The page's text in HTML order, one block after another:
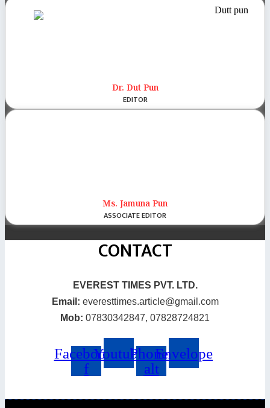
Dr. Dut Pun
EDITOR
Ms. Jamuna Pun
ASSOCIATE EDITOR
CONTACT
EVEREST TIMES PVT. LTD.
Email: everesttimes.article@gmail.com
Mob: 07830342847, 07828724821
Facebook-
f
YoutubePhone-
alt
Envelope